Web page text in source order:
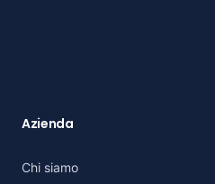
Azienda
Chi siamo